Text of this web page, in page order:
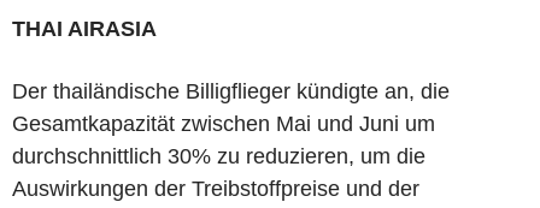
THAI AIRASIA
Der thailändische Billigflieger kündigte an, die
Gesamtkapazität zwischen Mai und Juni um
durchschnittlich 30% zu reduzieren, um die
Auswirkungen der Treibstoffpreise und der